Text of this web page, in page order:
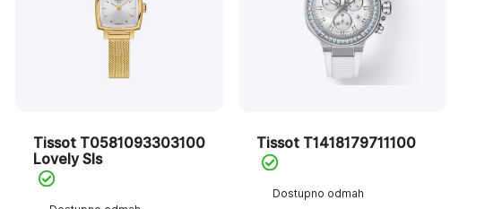
Tissot T0581093303100
Lovely Sls
Dostupno odmah
Tissot T1418179711100